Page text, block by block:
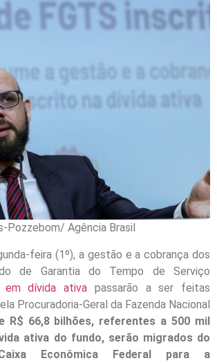
Pozzebom/ Agência Brasil
feira (1º), a gestão e a cobrança dos
de Garantia do Tempo de Serviço
em dívida ativa passarão a ser feitas
Procuradoria-Geral da Fazenda Nacional
R$ 66,8 bilhões, referentes a 500 mil
ativa do fundo, serão migrados do
Econômica Federal para a